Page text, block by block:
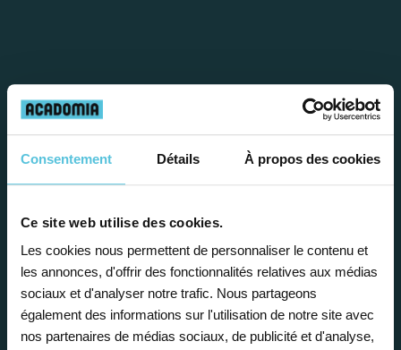
Consentement Détails À propos des cookies
Ce site web utilise des cookies.
Les cookies nous permettent de personnaliser le contenu et
les annonces, d'offrir des fonctionnalités relatives aux médias
sociaux et d'analyser notre trafic. Nous partageons
également des informations sur l'utilisation de notre site avec
nos partenaires de médias sociaux, de publicité et d'analyse,
Étape 1
Je vous propose un
bilan personnalisé
Gratuite et sans engagement, une